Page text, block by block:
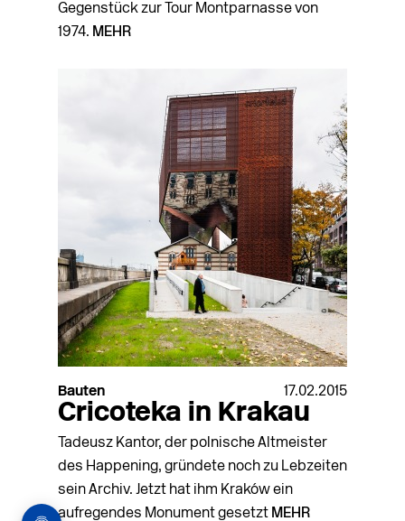
Gegenstück zur Tour Montparnasse von
1974. MEHR
Bauten 17.02.2015
Cricoteka in Krakau
Tadeusz Kantor, der polnische Altmeister
des Happening, gründete noch zu Lebzeiten
sein Archiv. Jetzt hat ihm Kraków ein
aufregendes Monument gesetzt MEHR